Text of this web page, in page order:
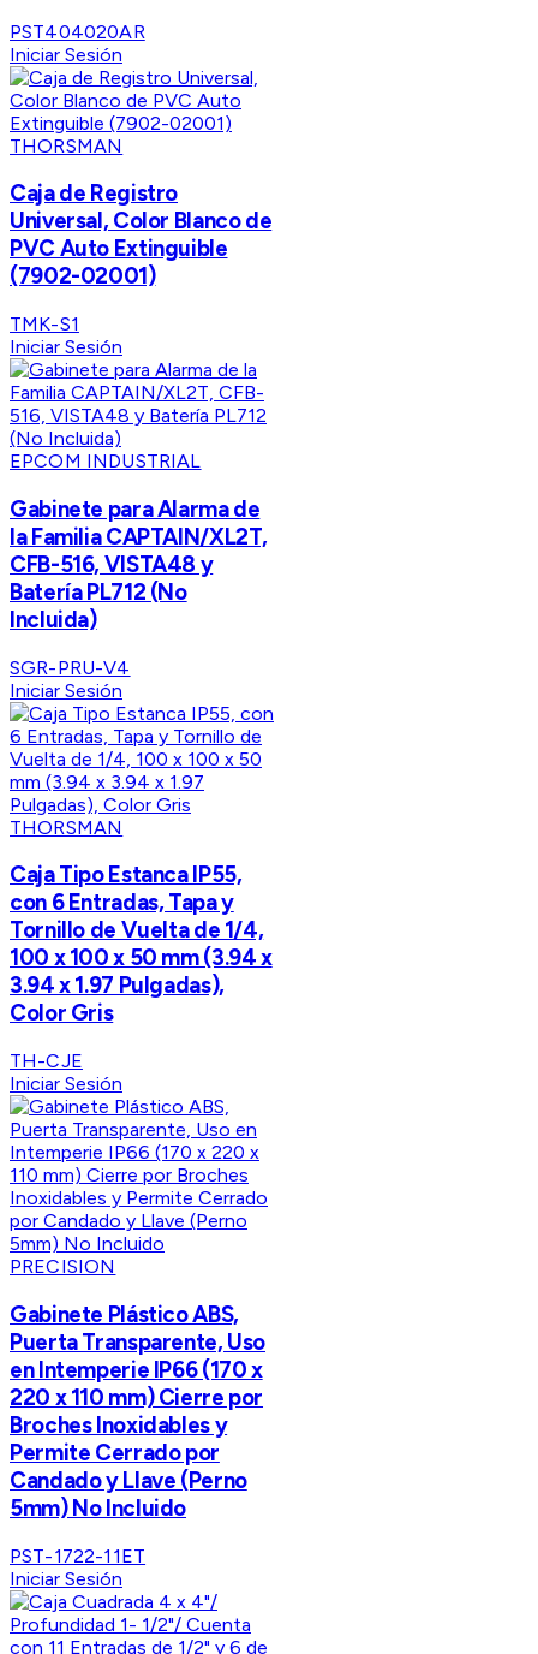
PST404020AR
Iniciar Sesión
THORSMAN
Caja de Registro
Universal, Color Blanco de
PVC Auto Extinguible
(7902-02001)
TMK-S1
Iniciar Sesión
EPCOM INDUSTRIAL
Gabinete para Alarma de
la Familia CAPTAIN/XL2T,
CFB-516, VISTA48 y
Batería PL712 (No
Incluida)
SGR-PRU-V4
Iniciar Sesión
THORSMAN
Caja Tipo Estanca IP55,
con 6 Entradas, Tapa y
Tornillo de Vuelta de 1/4,
100 x 100 x 50 mm (3.94 x
3.94 x 1.97 Pulgadas),
Color Gris
TH-CJE
Iniciar Sesión
PRECISION
Gabinete Plástico ABS,
Puerta Transparente, Uso
en Intemperie IP66 (170 x
220 x 110 mm) Cierre por
Broches Inoxidables y
Permite Cerrado por
Candado y Llave (Perno
5mm) No Incluido
PST-1722-11ET
Iniciar Sesión